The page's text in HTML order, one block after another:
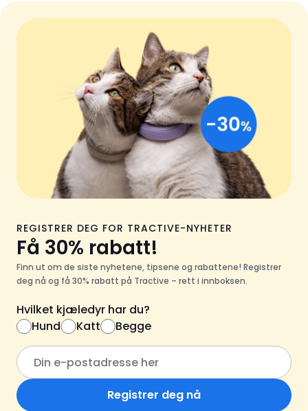
REGISTRER DEG FOR TRACTIVE-NYHETER
Få 30% rabatt!
Finn ut om de siste nyhetene, tipsene og rabattene! Registrer
deg nå og få 30% rabatt på Tractive – rett i innboksen.
Hvilket kjæledyr har du?
Hund
Katt Begge
Registrer deg nå